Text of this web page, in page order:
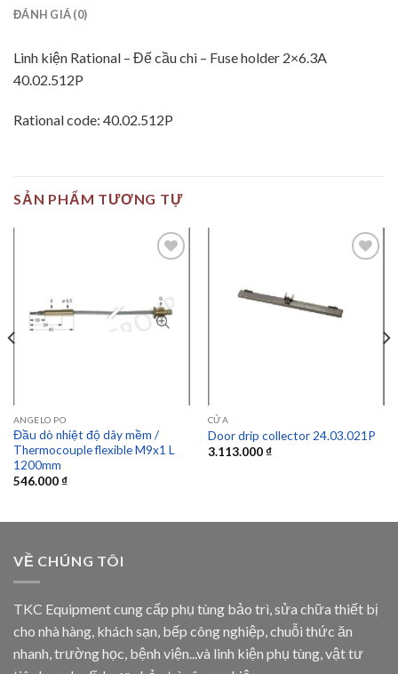
ĐÁNH GIÁ (0)
Linh kiện Rational – Đế cầu chì – Fuse holder 2×6.3A
40.02.512P
Rational code: 40.02.512P
SẢN PHẨM TƯƠNG TỰ
Add to
wishlist
ANGELO PO
Đầu dò nhiệt độ dây mềm /
Thermocouple flexible M9x1 L
1200mm
546.000₫
wishlist
CỬA
Door drip collector 24.03.021P
3.113.000₫
VỀ CHÚNG TÔI
TKC Equipment cung cấp phụ tùng bảo trì, sửa chữa thiết bị
cho nhà hàng, khách sạn, bếp công nghiệp, chuỗi thức ăn
nhanh, trường học, bệnh viện...và linh kiện phụ tùng, vật tư